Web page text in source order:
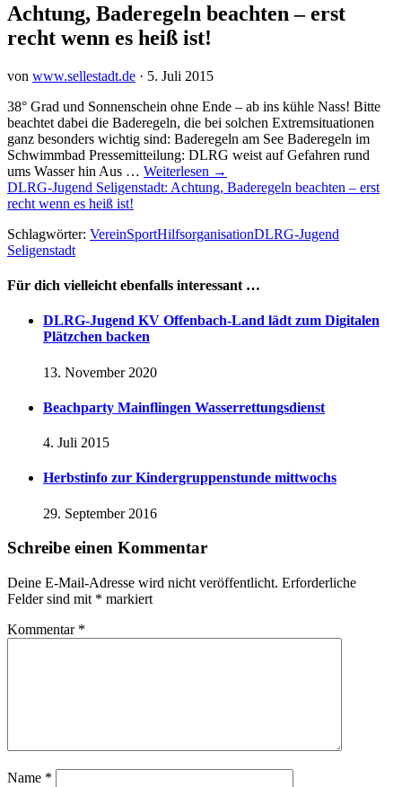
Achtung, Baderegeln beachten – erst
recht wenn es heiß ist!
von www.sellestadt.de · 5. Juli 2015
38° Grad und Sonnenschein ohne Ende – ab ins kühle Nass! Bitte
beachtet dabei die Baderegeln, die bei solchen Extremsituationen
ganz besonders wichtig sind: Baderegeln am See Baderegeln im
Schwimmbad Pressemitteilung: DLRG weist auf Gefahren rund
ums Wasser hin Aus … Weiterlesen →
DLRG-Jugend Seligenstadt: Achtung, Baderegeln beachten – erst
recht wenn es heiß ist!
Schlagwörter: VereinSportHilfsorganisationDLRG-Jugend
Seligenstadt
Für dich vielleicht ebenfalls interessant …
DLRG-Jugend KV Offenbach-Land lädt zum Digitalen
Plätzchen backen
13. November 2020
Beachparty Mainflingen Wasserrettungsdienst
4. Juli 2015
Herbstinfo zur Kindergruppenstunde mittwochs
29. September 2016
Schreibe einen Kommentar
Deine E-Mail-Adresse wird nicht veröffentlicht. Erforderliche
Felder sind mit * markiert
Kommentar *
Name *